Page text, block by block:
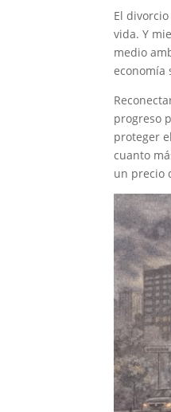
El
vida. Y
medio
economía
progreso
proteger
cuanto
un precio